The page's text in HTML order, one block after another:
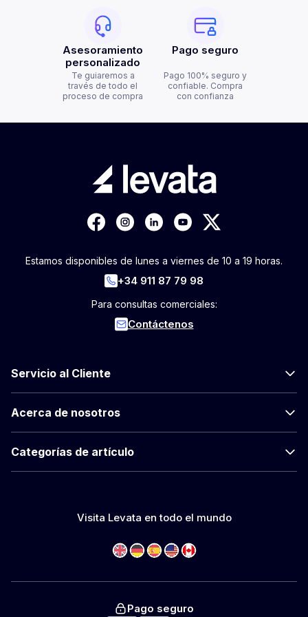
Asesoramiento
personalizado
Te guiaremos a
través de todo el
proceso de compra
Pago seguro
Pago 100% seguro y
confiable. Compra
con confianza
Estamos disponibles de lunes a viernes de 10 a 19 horas.
+34 911 87 79 98
Para consultas comerciales:
Contáctenos
Servicio al Cliente
Acerca de nosotros
Categorías de artículo
Visita Levata en todo el mundo
Pago seguro